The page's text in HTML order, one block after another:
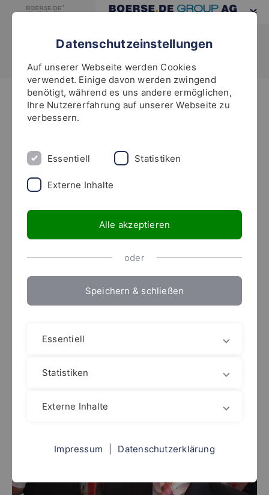
Highlights
Datenschutzeinstellungen
Auf unserer Webseite werden Cookies
verwendet. Einige davon werden zwingend
benötigt, während es uns andere ermöglichen,
Ihre Nutzererfahrung auf unserer Webseite zu
verbessern.
Essentiell Statistiken
Externe Inhalte
Alle akzeptieren
oder
Speichern & schließen
Essentiell
Statistiken
Externe Inhalte
Impressum Datenschutzerklärung